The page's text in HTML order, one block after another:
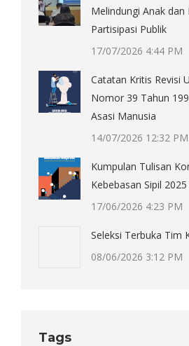
Melindungi Anak
Partisipasi Publik
17/07/2026 4:44 PM
Catatan Kritis Revisi
Nomor 39 Tahun
Asasi Manusia
14/07/2026 12:32 PM
Kumpulan Tulisan
Kebebasan Sipil 2025
17/06/2026 4:23 PM
Seleksi Terbuka Tim
08/06/2026 3:12 PM
Tags